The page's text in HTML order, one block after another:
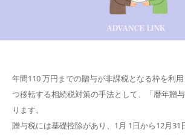
年間110 万円までの贈与が非課税となる枠を利
つ移転する相続税対策の手法として、「暦年贈
ります。
贈与税には基礎控除があり、1月 1日から12月31